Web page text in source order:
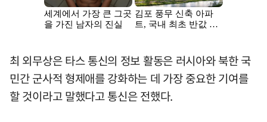
최 외무상은 타스 통신의 정보 활동은 러시아와 북한 국
민간 군사적 형제애를 강화하는 데 가장 중요한 기여를
할 것이라고 말했다고 통신은 전했다.